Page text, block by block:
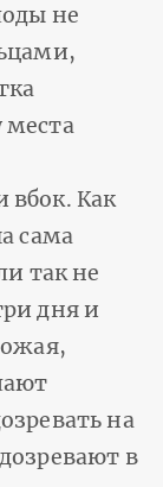
не
места
вбок. Как
сама
так не
дня и
на
в